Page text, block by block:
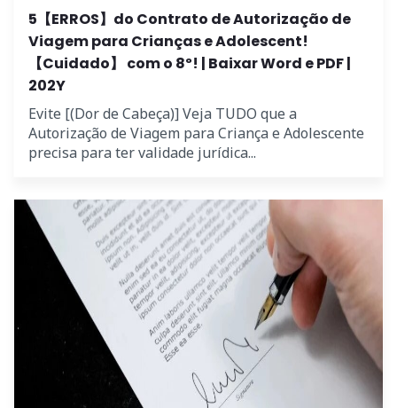
5【ERROS】do Contrato de Autorização de
Viagem para Crianças e Adolescent!
【Cuidado】 com o 8º! | Baixar Word e PDF |
202Y
Evite [(Dor de Cabeça)] Veja TUDO que a
Autorização de Viagem para Criança e Adolescente
precisa para ter validade jurídica...